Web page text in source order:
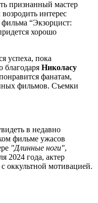
признанный мастер
интерес
“Экзорцист:
хорошо
успеха, пока
благодаря Николасу
фанатам,
фильмов. Съемки
в недавно
фильме ужасов
"Длинные ноги",
2024 года, актер
оккультной мотивацией.